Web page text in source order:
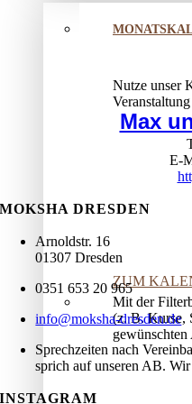
Nutze unser
ZUM
Mit der
(z. B. Kurse,
Max
E-
MOKSHA DRESDEN
Arnoldstr. 16
01307 Dresden
0351 653 20 965
info@moksha-dresden.de
Sprechzeiten nach
sprich auf unseren AB.
INSTAGRAM